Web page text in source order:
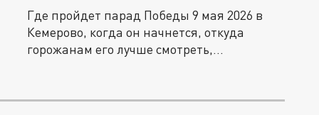
Где пройдет парад Победы 9 мая 2026 в
Кемерово, когда он начнется, откуда
горожанам его лучше смотреть,...